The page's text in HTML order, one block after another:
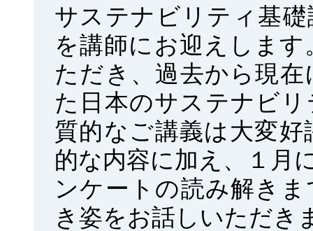
サステナビリティ基
を講師にお迎えしま
ただき、過去から現
た日本のサステナビ
質的なご講義は大変
的な内容に加え、１月
ンケートの読み解き
き姿をお話しいただき